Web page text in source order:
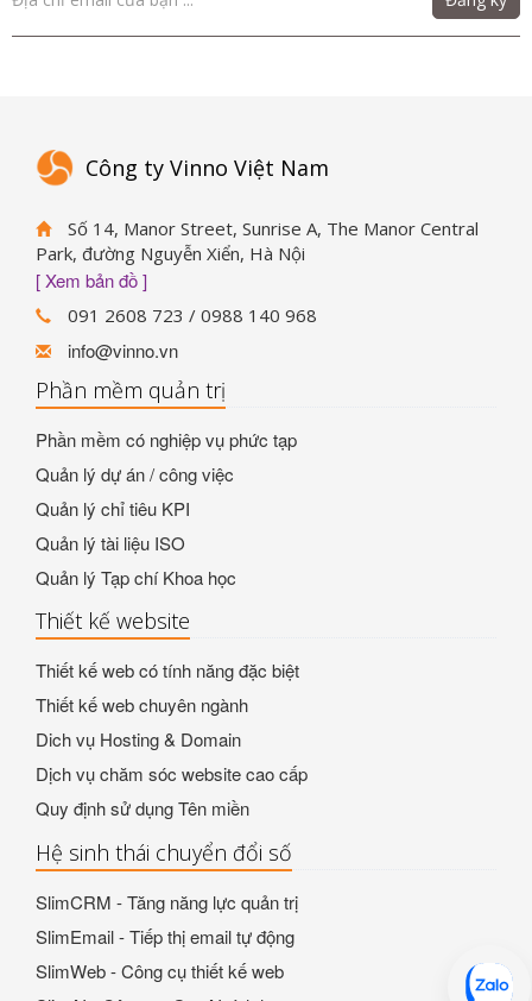
Công ty Vinno Việt Nam
Số 14, Manor Street, Sunrise A, The Manor Central
Park, đường Nguyễn Xiển, Hà Nội
[ Xem bản đồ ]
091 2608 723 / 0988 140 968
info@vinno.vn
Phần mềm quản trị
Phần mềm có nghiệp vụ phức tạp
Quản lý dự án / công việc
Quản lý chỉ tiêu KPI
Quản lý tài liệu ISO
Quản lý Tạp chí Khoa học
Thiết kế website
Thiết kế web có tính năng đặc biệt
Thiết kế web chuyên ngành
Dich vụ Hosting & Domain
Dịch vụ chăm sóc website cao cấp
Quy định sử dụng Tên miền
Hệ sinh thái chuyển đổi số
SlimCRM - Tăng năng lực quản trị
SlimEmail - Tiếp thị email tự động
SlimWeb - Công cụ thiết kế web